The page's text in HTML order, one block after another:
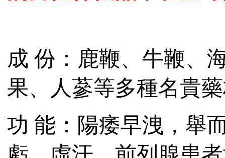
成 份：鹿鞭、牛鞭、
果、人蔘等多種名貴
功 能：陽痿早洩，舉